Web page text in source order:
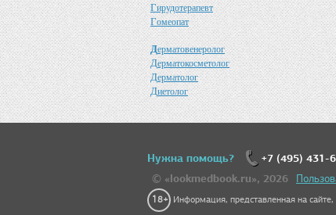
Гирудотерапевт
Гомеопат
Дерматовенеролог
Дерматокосметолог
Дерматолог
Диетолог
Нужна помощь? +7 (495) 431-
© «lookmedbook.ru», 2026
18+ Информация, представленная на